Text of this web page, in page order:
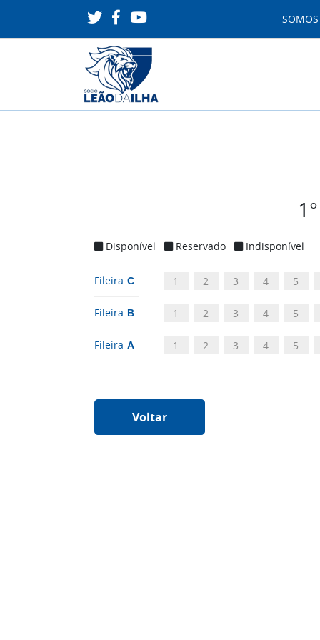
Disponível Reservado Indisponível
Fileira C
Fileira B
Fileira A
1 2 3 4 5
1 2 3 4 5
1 2 3 4 5
Voltar